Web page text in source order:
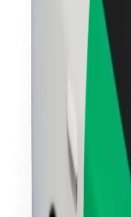
O platformi Bolt
Održivost uz Bolt
Projekt nula
Smjernice za brend
Misija
Odnosi s investitorima
Vodstvo
Brend
Mediji